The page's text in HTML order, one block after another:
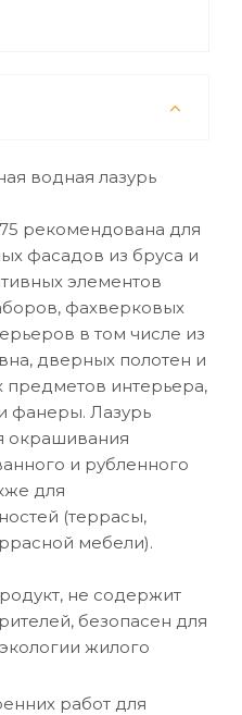
водная лазурь
рекомендована для
фасадов из бруса и
элементов
фахверковых
в том числе из
дверных полотен и
интерьера,
фанеры. Лазурь
окрашивания
и рубленного
для
(террасы,
мебели).
не содержит
безопасен для
жилого
работ для